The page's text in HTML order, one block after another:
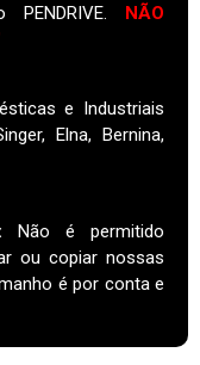
NÃO
e Industriais
Elna, Bernina,
:
Não é permitido
ou copiar nossas
é por conta e